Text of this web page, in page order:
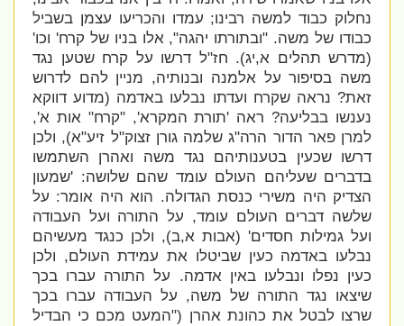
נחלוק כבוד למשה רבינו; עמדו והכריעו עצמן בשביל
כבודו של משה. "ובתורתו יהגה", אלו בניו של קרח' וכו'
(מדרש תהלים א,יג). חז"ל דרשו על קרח שטען נגד
משה בסיפור על אלמנה ובנותיה, מניין להם לדרוש
זאת? נראה שקרח ועדתו נבלעו באדמה (מדוע דווקא
נענשו בבליעה? ראה 'תורת המקרא', "קרח" אות א',
למרן פאר הדור הרה"ג שלמה גורן זצוק"ל זיע"א), ולכן
דרשו שכעין בטענותיהם נגד משה ואהרן השתמשו
בדברים שעליהם העולם עומד שהם שלושה: 'שמעון
הצדיק היה משירי כנסת הגדולה. הוא היה אומר: על
שלשה דברים העולם עומד, על התורה ועל העבודה
ועל גמילות חסדים' (אבות א,ב), ולכן כנגד מעשיהם
נבלעו באדמה כעין שביטלו את עמידת העולם, ולכן
כעין נפלו ונבלעו באין אדמה. על התורה עברו בכך
שיצאו נגד התורה של משה, על העבודה עברו בכך
שרצו לבטל את כהונת אהרן (" המעט מכם כי הבדיל